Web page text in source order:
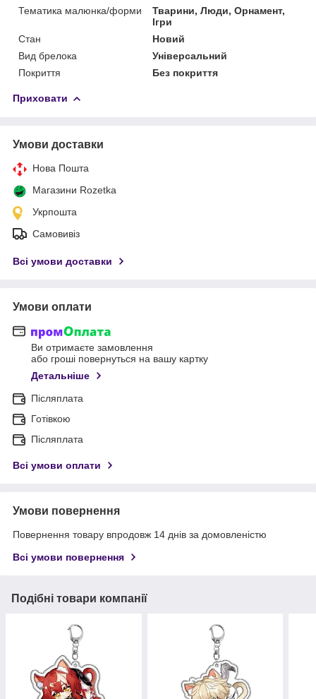
Тематика малюнка/форми
Тварини, Люди, Орнамент,
Ігри
Стан
Новий
Вид брелока
Універсальний
Покриття
Без покриття
Приховати
Умови доставки
Нова Пошта
Магазини Rozetka
Укрпошта
Самовивіз
Всі умови доставки
Умови оплати
Ви отримаєте замовлення
або гроші повернуться на вашу картку
Детальніше
Післяплата
Готівкою
Післяплата
Всі умови оплати
Умови повернення
Повернення товару впродовж 14 днів за домовленістю
Всі умови повернення
Подібні товари компанії